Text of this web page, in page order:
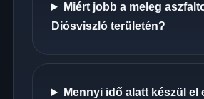
Miért jobb a meleg
Diósviszló területén?
Mennyi idő alatt készül el